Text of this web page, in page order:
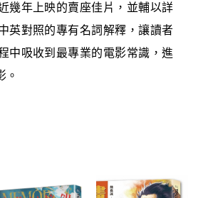
幾年上映的賣座佳片，並輔以詳
英對照的專有名詞解釋，讓讀者
中吸收到最專業的電影常識，進
。